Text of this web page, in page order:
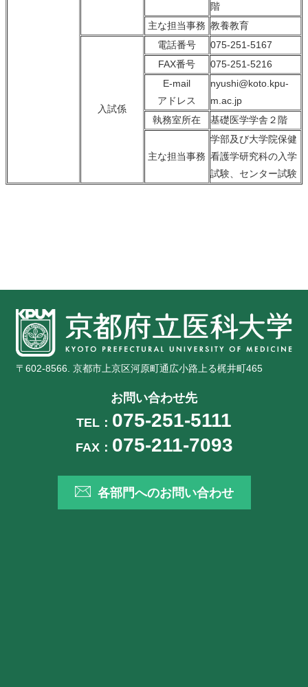
階
主な担当事務 教養教育
入試係
電話番号
075-251-5167
FAX番号
075-251-5216
E-mail
アドレス
nyushi@koto.kpu-
m.ac.jp
執務室所在
基礎医学学舎２階
主な担当事務
学部及び大学院保健
看護学研究科の入学
試験、センター試験
〒602-8566. 京都市上京区河原町通広小路上る梶井町465
お問い合わせ先
TEL： 075-251-5111
FAX： 075-211-7093
各部門へのお問い合わせ